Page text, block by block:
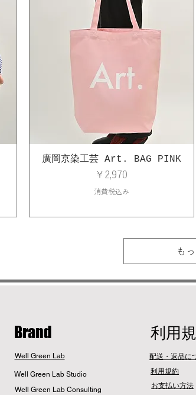
廣岡京染工芸 Art. BAG PINK
価格
￥2,970
消費税込み
も
Brand
Well Green Lab
Well Green Lab Studio
Well Green Lab Consulting
利用
配送・返品に
利用規約
​お支払い方法